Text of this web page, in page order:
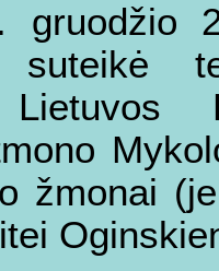
gruodžio
suteikė
žmonai